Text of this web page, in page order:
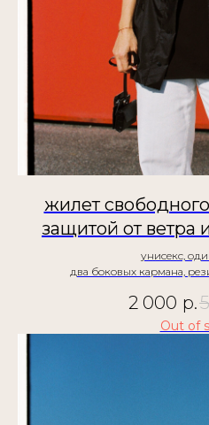
жилет
защитой от
унисекс,
два боковых кармана,
2 000 р.
Out of